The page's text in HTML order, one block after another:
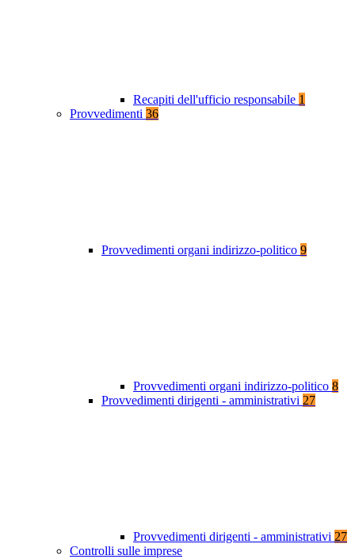
Recapiti dell'ufficio responsabile 1
Provvedimenti 36
Provvedimenti organi indirizzo-politico 9
Provvedimenti organi indirizzo-politico 8
Provvedimenti dirigenti - amministrativi 27
Provvedimenti dirigenti - amministrativi 27
Controlli sulle imprese